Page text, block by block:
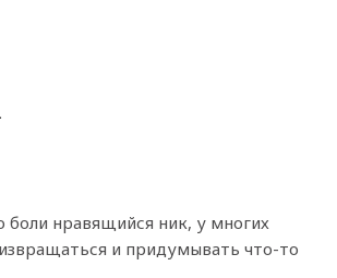
боли нравящийся ник, у многих
и придумывать что-то